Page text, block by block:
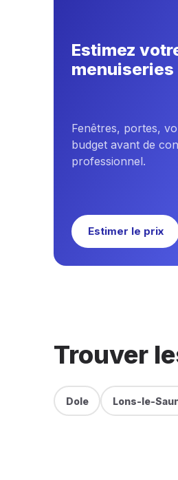
Estimez
menuiseries
Fenêtres, portes,
budget avant de
professionnel.
Estimer le prix
Trouver
Dole Lons-le-